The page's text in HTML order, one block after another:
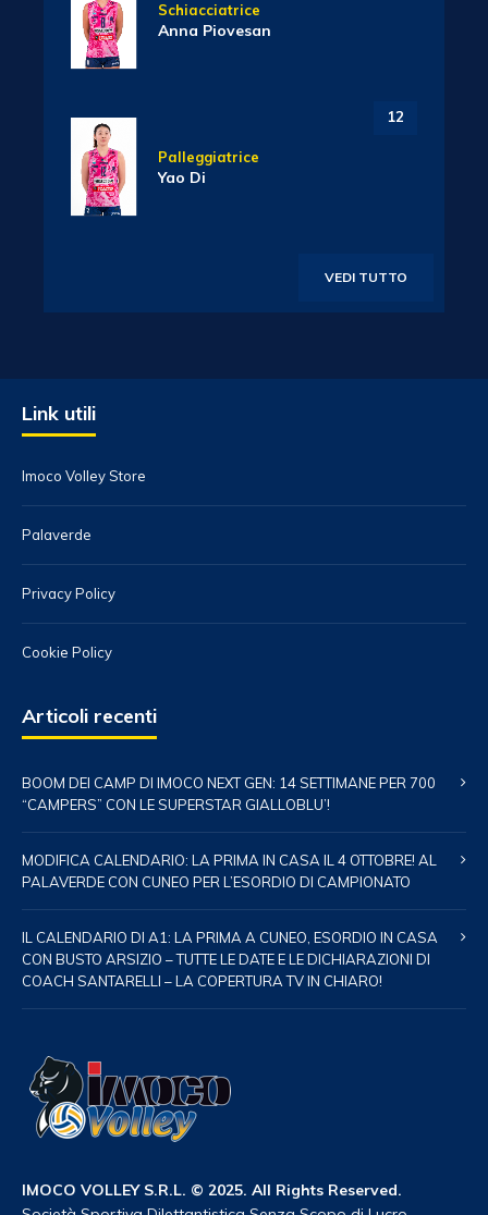
Schiacciatrice
Anna Piovesan
12
Palleggiatrice
Yao Di
VEDI TUTTO
Link utili
Imoco Volley Store
Palaverde
Privacy Policy
Cookie Policy
Articoli recenti
BOOM DEI CAMP DI IMOCO NEXT GEN: 14 SETTIMANE PER 700
“CAMPERS” CON LE SUPERSTAR GIALLOBLU’!
MODIFICA CALENDARIO: LA PRIMA IN CASA IL 4 OTTOBRE! AL
PALAVERDE CON CUNEO PER L’ESORDIO DI CAMPIONATO
IL CALENDARIO DI A1: LA PRIMA A CUNEO, ESORDIO IN CASA
CON BUSTO ARSIZIO – TUTTE LE DATE E LE DICHIARAZIONI DI
COACH SANTARELLI – LA COPERTURA TV IN CHIARO!
IMOCO VOLLEY S.R.L. © 2025. All Rights Reserved.